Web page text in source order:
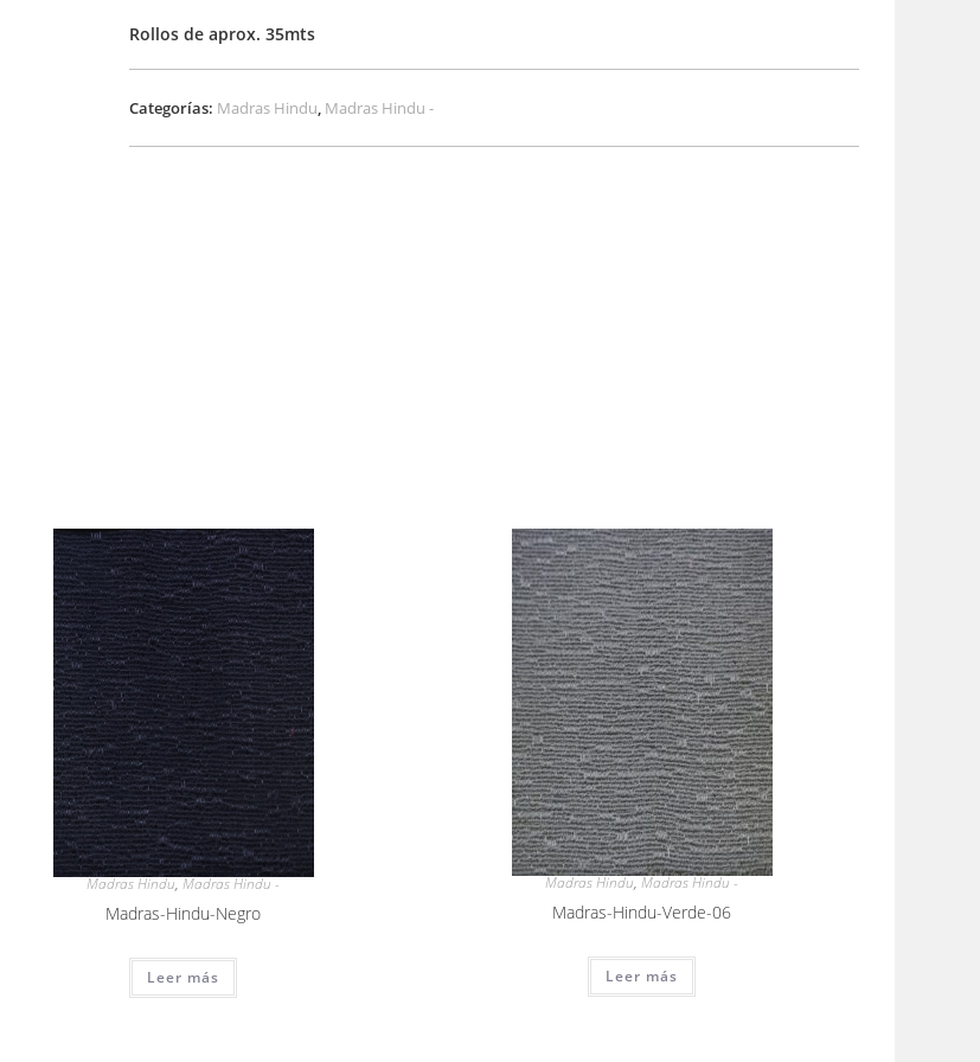
Rollos de aprox. 35mts
Categorías: Madras Hindu, Madras Hindu -
Madras Hindu,Madras Hindu -
Madras-Hindu-Negro
Leer más
Madras Hindu,Madras Hindu -
Madras-Hindu-Verde-06
Leer más